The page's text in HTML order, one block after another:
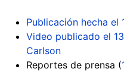
Publicación hecha el
Video publicado el
Carlson
Reportes de prensa (